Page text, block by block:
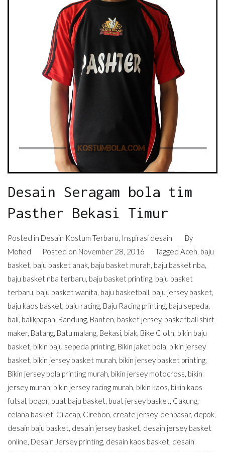
Desain Seragam bola tim
Pasther Bekasi Timur
Posted in Desain Kostum Terbaru, Inspirasi desain
By
Mofied
Posted on November 28, 2016 TaggedAceh, baju
basket, baju basket anak, baju basket murah, baju basket nba,
baju basket nba terbaru, baju basket printing, baju basket
terbaru, baju basket wanita, baju basketball, baju jersey basket,
baju kaos basket, baju racing, Baju Racing printing, baju sepeda,
bali, balikpapan, Bandung, Banten, basket jersey, basketball shirt
maker, Batang, Batu malang, Bekasi, biak, Bike Cloth, bikin baju
basket, bikin baju sepeda printing, Bikin jaket bola, bikin jersey
basket, bikin jersey basket murah, bikin jersey basket printing,
Bikin jersey bola printing murah, bikin jersey motocross, bikin
jersey murah, bikin jersey racing murah, bikin kaos, bikin kaos
futsal, bogor, buat baju basket, buat jersey basket, Cakung,
celana basket, Cilacap, Cirebon, create jersey, denpasar, depok,
desain baju basket, desain jersey basket, desain jersey basket
online, Desain Jersey printing, desain kaos basket, desain